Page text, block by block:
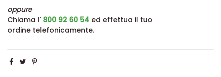
oppure
Chiama l' 800 92 60 54 ed effettua il tuo
ordine telefonicamente.